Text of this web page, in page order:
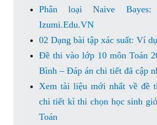
Phân loại Naive
Izumi.Edu.VN
02 Dạng bài tập xác suất: Ví
Đề thi vào lớp 10 môn Toán
Bình – Đáp án chi tiết đã cập
Xem tài liệu mới nhất về đề
chi tiết kì thi chọn học sinh
Toán